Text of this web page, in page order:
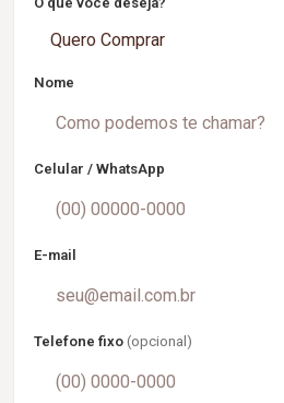
Quero Comprar
Nome
Celular / WhatsApp
E-mail
Telefone fixo (opcional)